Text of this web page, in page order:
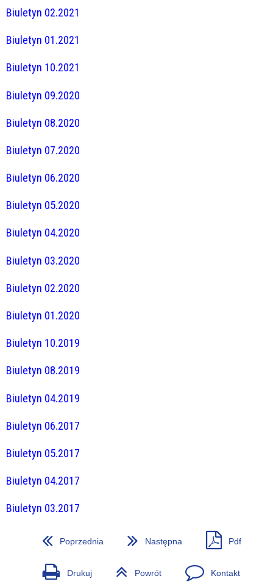
Biuletyn 02.2021
Biuletyn 01.2021
Biuletyn 10.2021
Biuletyn 09.2020
Biuletyn 08.2020
Biuletyn 07.2020
Biuletyn 06.2020
Biuletyn 05.2020
Biuletyn 04.2020
Biuletyn 03.2020
Biuletyn 02.2020
Biuletyn 01.2020
Biuletyn 10.2019
Biuletyn 08.2019
Biuletyn 04.2019
Biuletyn 06.2017
Biuletyn 05.2017
Biuletyn 04.2017
Biuletyn 03.2017
Poprzednia Następna Pdf
Drukuj Powrót Kontakt